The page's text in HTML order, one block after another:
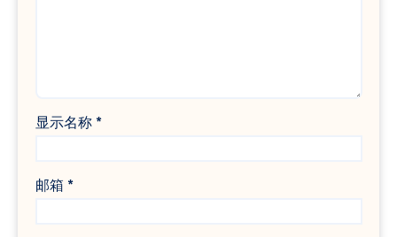
显示名称 *
邮箱 *